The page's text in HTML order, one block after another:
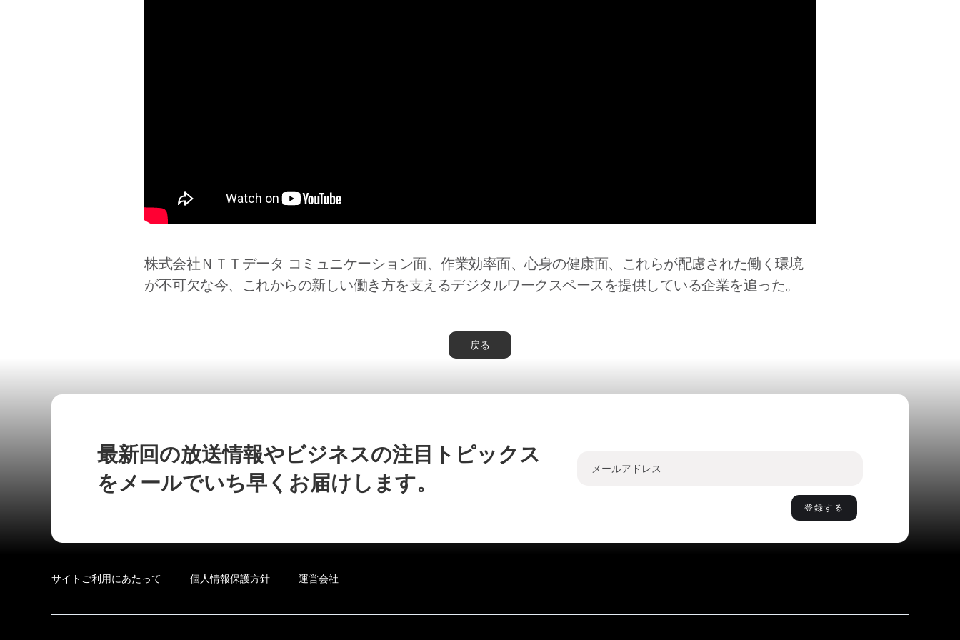
株式会社ＮＴＴデータ コミュニケーション面、作業効率面、心身の健康面、これらが配慮された働く環境
が不可欠な今、これからの新しい働き方を支えるデジタルワークスペースを提供している企業を追った。
戻る
最新回の放送情報やビジネスの注目トピックス
をメールでいち早くお届けします。
サイトご利用にあたって 個人情報保護方針 運営会社